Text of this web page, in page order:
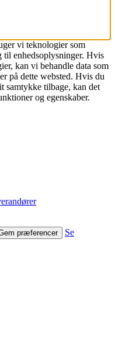
vi teknologier som
til enhedsoplysninger. Hvis
kan vi behandle data som
på dette websted. Hvis du
samtykke tilbage, kan det
og egenskaber.
præferencer
Se